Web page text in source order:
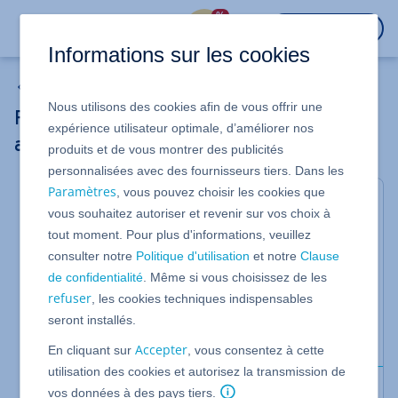
%
Réinitialiser le mot de passe
administrateur (Serveur cloud)
Pour les offres Serveur Cloud fonctionnant avec le
système d'exploitation Microsoft Windows Server
2019 ou Microsoft Windows Server 2022
Dans cet article, nous vous montrons comment
administrateur pour un serveur Windows 2019 ou
Conditions préalables
Informations sur les cookies
Nous utilisons des cookies afin de vous offrir une
expérience utilisateur optimale, d’améliorer nos
produits et de vous montrer des publicités
personnalisées avec des fournisseurs tiers. Dans les
Paramètres , vous pouvez choisir les cookies que
vous souhaitez autoriser et revenir sur vos choix à
tout moment. Pour plus d'informations, veuillez
consulter notre Politique d'utilisation et notreClause
de confidentialité . Même si vous choisissez de les
refuser , les cookies techniques indispensables
seront installés.
En cliquant surAccepter , vous consentez à cette
utilisation des cookies et autorisez la transmission de
vos données à des pays tiers.